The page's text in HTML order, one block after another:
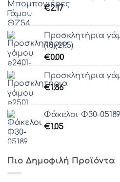
€2.17
Προσκλητήρια
(16χ21.5)
€0.00
Προσκλητήρια
€1.86
Φάκελοι Φ30-05189
€1.05
Πιο Δημοφιλή Προϊόντα